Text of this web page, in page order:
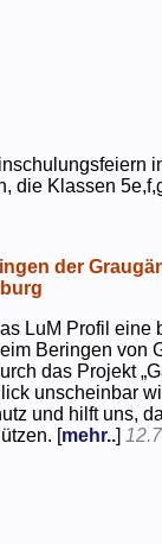
die Klassen
der
LuM Profil eine
Beringen von
das Projekt
unscheinbar
und hilft uns,
[mehr..]